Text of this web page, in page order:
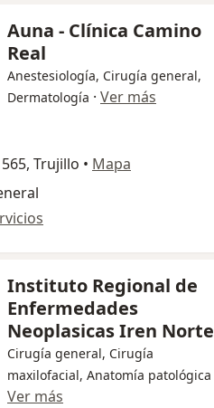
Auna - Clínica Camino
Real
Anestesiología, Cirugía general,
Dermatología · Ver más
Trujillo • Mapa
Instituto Regional de
Enfermedades
Neoplasicas Iren Norte
Cirugía general, Cirugía
maxilofacial, Anatomía patológica
Ver más